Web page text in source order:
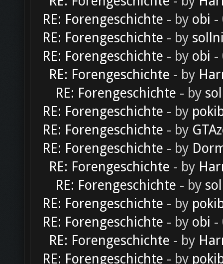
RE: Forengeschichte - by obi -
RE: Forengeschichte - by
RE: Forengeschichte - by obi -
RE: Forengeschichte - by
RE: Forengeschichte - by
RE: Forengeschichte - by
RE: Forengeschichte - by
RE: Forengeschichte - by
RE: Forengeschichte - by
RE: Forengeschichte - by
RE: Forengeschichte - by
RE: Forengeschichte - by obi -
RE: Forengeschichte - by
RE: Forengeschichte - by